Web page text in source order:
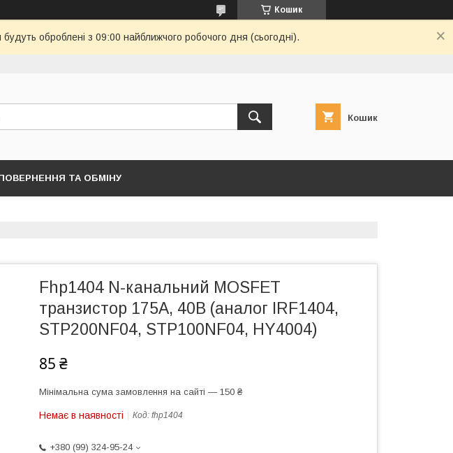
Кошик
оброблені з 09:00 найближчого робочого дня (сьогодні).
Кошик
ТА ОБМІНУ
Fhp1404 N-канальний MOSFET
транзистор 175А, 40В (аналог IRF1404,
STP200NF04, STP100NF04, HY4004)
85 ₴
Мінімальна сума замовлення на сайті — 150 ₴
Немає в наявності Код: fhp1404
+380 (99) 324-95-24